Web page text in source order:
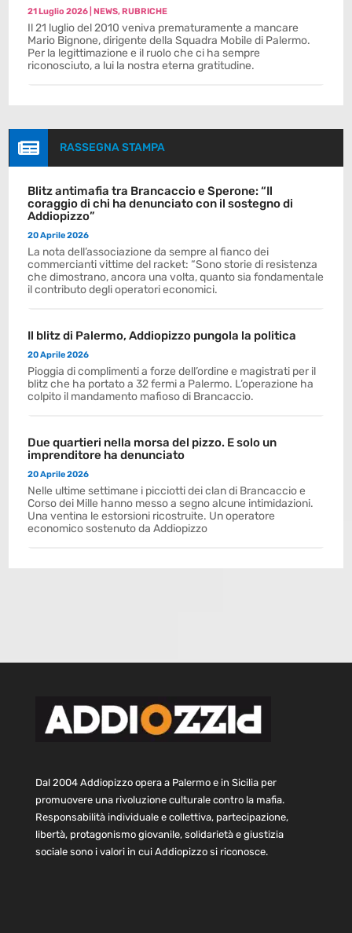
21 Luglio 2026 |NEWS,RUBRICHE
Il 21 luglio del 2010 veniva prematuramente a mancare
Mario Bignone, dirigente della Squadra Mobile di Palermo.
Per la legittimazione e il ruolo che ci ha sempre
riconosciuto, a lui la nostra eterna gratitudine.
 RASSEGNA STAMPA
Blitz antimafia tra Brancaccio e Sperone: “Il
coraggio di chi ha denunciato con il sostegno di
Addiopizzo”
20 Aprile 2026
La nota dell’associazione da sempre al fianco dei
commercianti vittime del racket: “Sono storie di resistenza
che dimostrano, ancora una volta, quanto sia fondamentale
il contributo degli operatori economici.
Il blitz di Palermo, Addiopizzo pungola la politica
20 Aprile 2026
Pioggia di complimenti a forze dell’ordine e magistrati per il
blitz che ha portato a 32 fermi a Palermo. L’operazione ha
colpito il mandamento mafioso di Brancaccio.
Due quartieri nella morsa del pizzo. E solo un
imprenditore ha denunciato
20 Aprile 2026
Nelle ultime settimane i picciotti dei clan di Brancaccio e
Corso dei Mille hanno messo a segno alcune intimidazioni.
Una ventina le estorsioni ricostruite. Un operatore
economico sostenuto da Addiopizzo
Dal 2004 Addiopizzo opera a Palermo e in Sicilia per
promuovere una rivoluzione culturale contro la mafia.
Responsabilità individuale e collettiva, partecipazione,
libertà, protagonismo giovanile, solidarietà e giustizia
sociale sono i valori in cui Addiopizzo si riconosce.